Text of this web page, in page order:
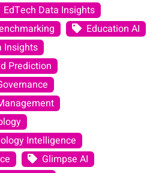
EdTech Data Insights
Education AI
Insights
Prediction
Intelligence
Glimpse AI